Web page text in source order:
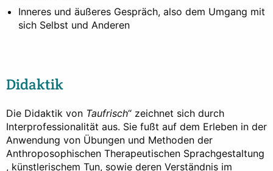
Inneres und äußeres Gespräch, also dem Umgang mit
sich Selbst und Anderen
Didaktik
Die Didaktik von Taufrisch“ zeichnet sich durch
Interprofessionalität aus. Sie fußt auf dem Erleben in der
Anwendung von Übungen und Methoden der
Anthroposophischen Therapeutischen Sprachgestaltung
, künstlerischem Tun, sowie deren Verständnis im